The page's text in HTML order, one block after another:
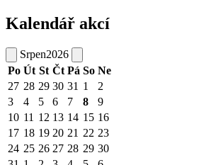
Kalendář akcí
Srpen2026
Po Út St Čt Pá So Ne
27 28 29 30 31 1
2
3
4 5 6 7 8
9
10 11 12 13 14 15 16
17 18 19 20 21 22 23
24 25 26 27 28 29 30